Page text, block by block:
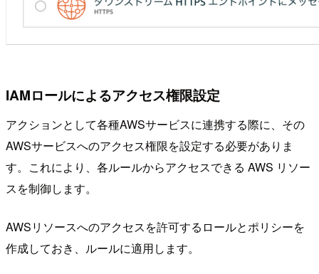
IAMロールによるアクセス権限設定
アクションとして各種AWSサービスに連携する際に、その
AWSサービスへのアクセス権限を設定する必要がありま
す。これにより、各ルールからアクセスできる AWS リソー
スを制御します。
AWSリソースへのアクセスを許可するロールとポリシーを
作成しておき、ルールに適用します。